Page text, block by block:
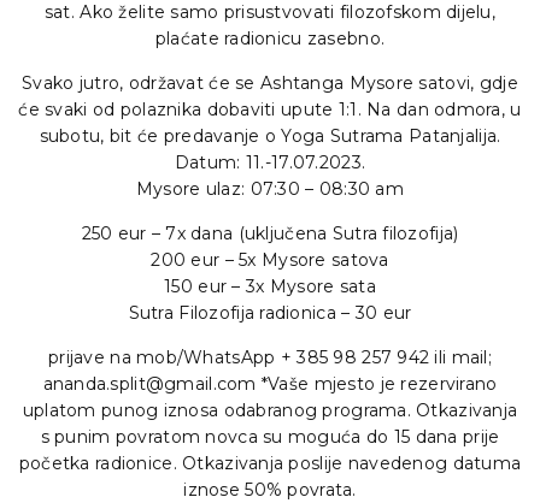
sat. Ako želite samo prisustvovati filozofskom dijelu,
plaćate radionicu zasebno.
Svako jutro, održavat će se Ashtanga Mysore satovi, gdje
će svaki od polaznika dobaviti upute 1:1. Na dan odmora, u
subotu, bit će predavanje o Yoga Sutrama Patanjalija.
Datum: 11.-17.07.2023.
Mysore ulaz: 07:30 – 08:30 am
250 eur – 7x dana (uključena Sutra filozofija)
200 eur – 5x Mysore satova
150 eur – 3x Mysore sata
Sutra Filozofija radionica – 30 eur
prijave na mob/WhatsApp + 385 98 257 942 ili mail;
ananda.split@gmail.com *Vaše mjesto je rezervirano
uplatom punog iznosa odabranog programa. Otkazivanja
s punim povratom novca su moguća do 15 dana prije
početka radionice. Otkazivanja poslije navedenog datuma
iznose 50% povrata.